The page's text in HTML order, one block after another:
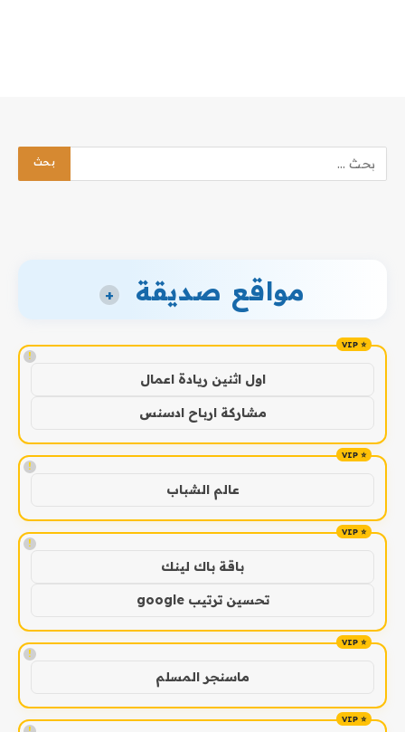
مواقع صديقة +
!
اول اثنين ريادة اعمال
مشاركة ارباح ادسنس
!
عالم الشباب
!
باقة باك لينك
تحسين ترتيب google
!
ماسنجر المسلم